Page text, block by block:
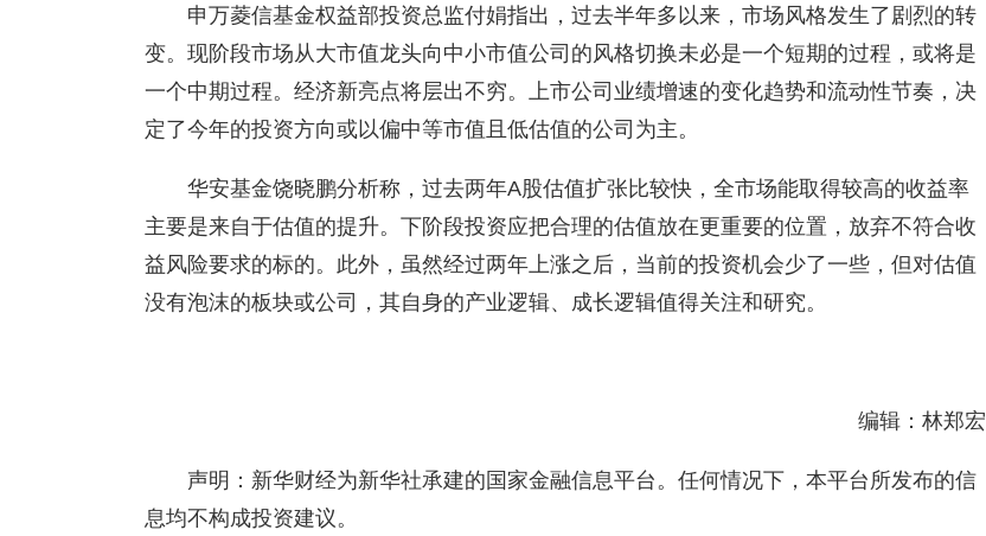
申万菱信基金权益部投资总监付娟指出，过去半年多以来，市场风格发生了剧烈的转
变。现阶段市场从大市值龙头向中小市值公司的风格切换未必是一个短期的过程，或将是
一个中期过程。经济新亮点将层出不穷。上市公司业绩增速的变化趋势和流动性节奏，决
定了今年的投资方向或以偏中等市值且低估值的公司为主。
华安基金饶晓鹏分析称，过去两年A股估值扩张比较快，全市场能取得较高的收益率
主要是来自于估值的提升。下阶段投资应把合理的估值放在更重要的位置，放弃不符合收
益风险要求的标的。此外，虽然经过两年上涨之后，当前的投资机会少了一些，但对估值
没有泡沫的板块或公司，其自身的产业逻辑、成长逻辑值得关注和研究。
编辑：林郑宏
声明：新华财经为新华社承建的国家金融信息平台。任何情况下，本平台所发布的信
息均不构成投资建议。